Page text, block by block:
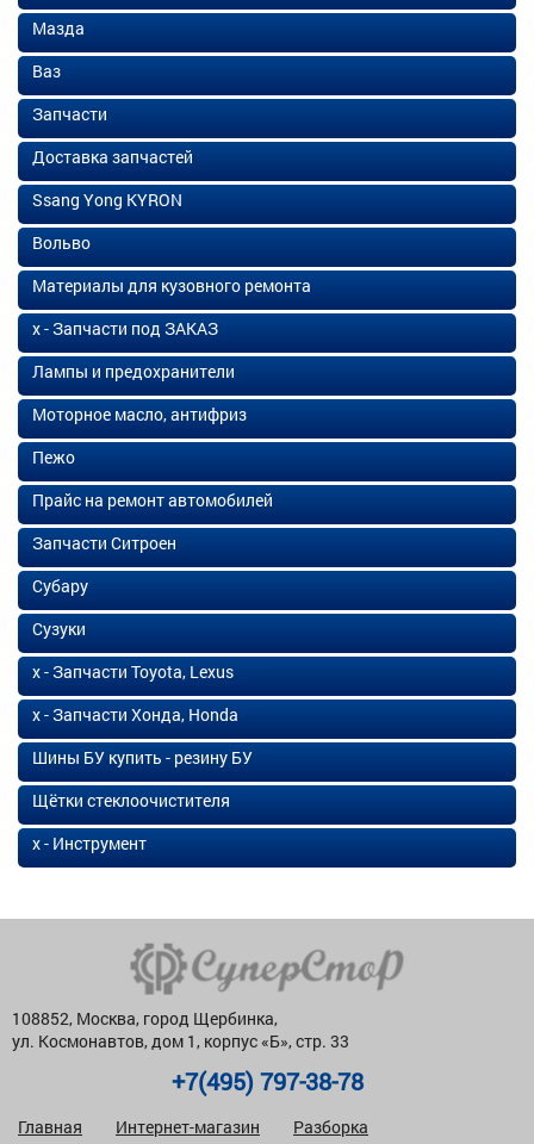
Мазда
Ваз
Запчасти
Доставка запчастей
Ssang Yong KYRON
Вольво
Материалы для кузовного ремонта
х - Запчасти под ЗАКАЗ
Лампы и предохранители
Моторное масло, антифриз
Пежо
Прайс на ремонт автомобилей
Запчасти Ситроен
Субару
Сузуки
х - Запчасти Toyota, Lexus
х - Запчасти Хонда, Honda
Шины БУ купить - резину БУ
Щётки стеклоочистителя
х - Инструмент
108852, Москва, город Щербинка,
ул. Космонавтов, дом 1, корпус «Б», стр. 33
+7(495) 797-38-78
Главная Интернет-магазин Разборка